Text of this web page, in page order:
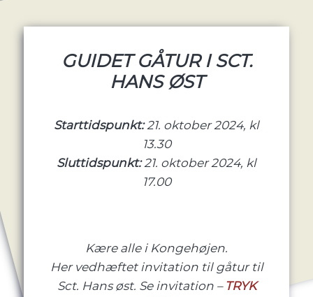
GUIDET GÅTUR I SCT.
HANS ØST
Starttidspunkt:21. oktober 2024, kl
13.30
Sluttidspunkt:21. oktober 2024, kl
17.00
Kære alle i Kongehøjen.
Her vedhæftet invitation til gåtur til
Sct. Hans øst. Se invitation – TRYK